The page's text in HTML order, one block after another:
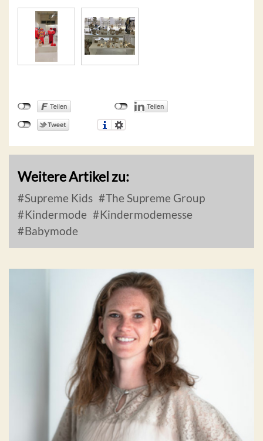
Weitere Artikel zu:
Supreme Kids
The Supreme Group
Kindermode
Kindermodemesse
Babymode